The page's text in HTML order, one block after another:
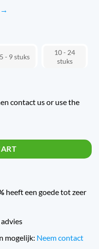
→
5 - 9
10 - 24
contact us or use the
8 bar diff. 0,4/1,5 bar quantity
heeft een goede tot zeer
mogelijk: Neem contact